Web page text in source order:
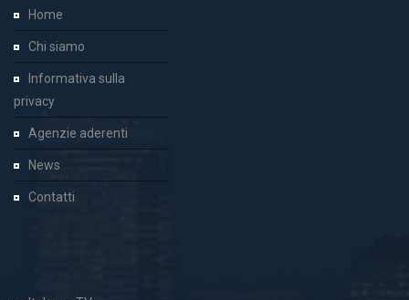
Home
Chi siamo
Informativa sulla
privacy
Agenzie aderenti
News
Contatti